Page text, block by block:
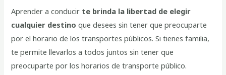
Aprender a conducir te brinda la libertad de elegir
cualquier destino que desees sin tener que preocuparte
por el horario de los transportes públicos. Si tienes familia,
te permite llevarlos a todos juntos sin tener que
preocuparte por los horarios de transporte público.